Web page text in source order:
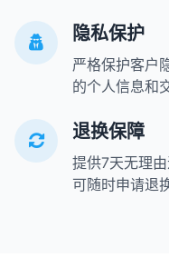
隐私保护
严格保护客户
的个人信息和
退换保障
提供7天无理
可随时申请退换